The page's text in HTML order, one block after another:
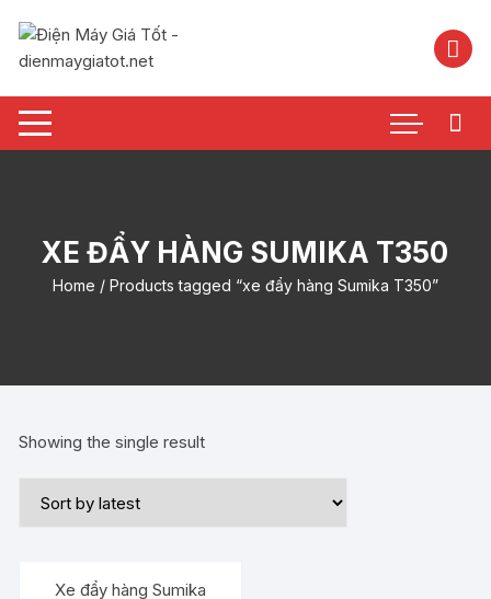
nội
XE ĐẨY HÀNG SUMIKA T350
Home / Products tagged “xe đẩy hàng Sumika T350”
Showing the single result
Đang ưu đãi!
Xe đẩy hàng Sumika